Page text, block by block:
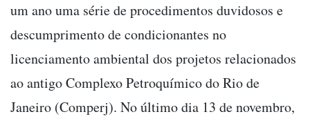
um ano uma série de procedimentos duvidosos e
descumprimento de condicionantes no
licenciamento ambiental dos projetos relacionados
ao antigo Complexo Petroquímico do Rio de
Janeiro (Comperj). No último dia 13 de novembro,